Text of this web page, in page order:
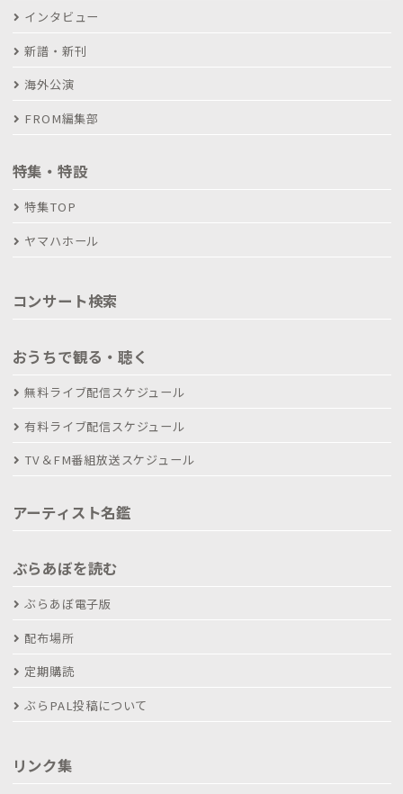
インタビュー
新譜・新刊
海外公演
FROM編集部
特集・特設
特集TOP
ヤマハホール
コンサート検索
おうちで観る・聴く
無料ライブ配信スケジュール
有料ライブ配信スケジュール
TV＆FM番組放送スケジュール
アーティスト名鑑
ぶらあぼを読む
ぶらあぼ電子版
配布場所
定期購読
ぶらPAL投稿について
リンク集